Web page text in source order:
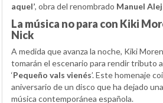
aquel’, obra del renombrado Manuel
La música no para con Kiki
Nick
A medida que avanza la noche, Kiki
tomarán el escenario para rendir tributo a
‘Pequeño vals vienés’. Este homenaje
aniversario de un disco que ha dejado
música contemporánea española.